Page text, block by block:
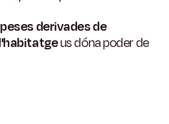
derivades de
us dóna poder de